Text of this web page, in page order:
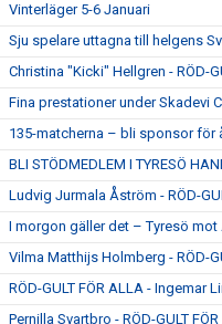
Vinterläger 5-6 Januari
Sju spelare uttagna till helgens
Christina "Kicki" Hellgren - RÖD-
Fina prestationer under Skadevi
135-matcherna – bli sponsor för
BLI STÖDMEDLEM I TYRESÖ
Ludvig Jurmala Åström - RÖD-
I morgon gäller det – Tyresö mot
Vilma Matthijs Holmberg - RÖD-
RÖD-GULT FÖR ALLA - Ingemar
Pernilla Svartbro - RÖD-GULT